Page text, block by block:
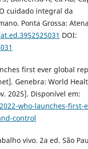
cuidado integral da
Ponta Grossa:
DOI:
first ever global
Genebra: World
2025]. Disponível em:
who-launches-first-
control
vivo. 2a ed. São